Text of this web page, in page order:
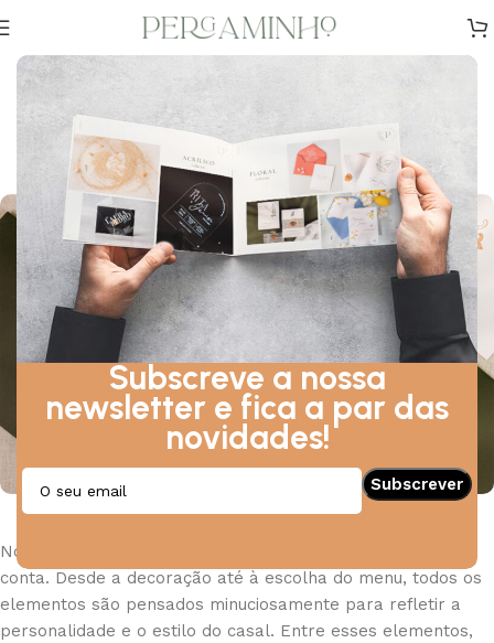
Subscreve a nossa
newsletter e fica a par das
novidades!
DICAS
Conheça a Importância do
Monograma no seu Casamento
Sobre Junho 27, 2024
No universo dos casamentos e batizados, cada detalhe
conta. Desde a decoração até à escolha do menu, todos os
elementos são pensados minuciosamente para refletir a
personalidade e o estilo do casal. Entre esses elementos,